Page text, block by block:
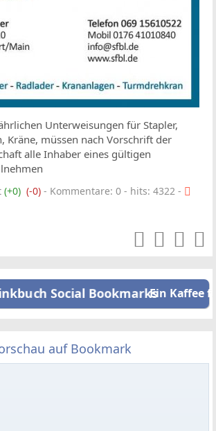
Unterweisungen für Stapler,
Kräne, müssen nach Vorschrift der
alle Inhaber eines gültigen
(+0) (-0) - Kommentare: 0 - hits: 4322 -
Ein Kaffee
auf Bookmark